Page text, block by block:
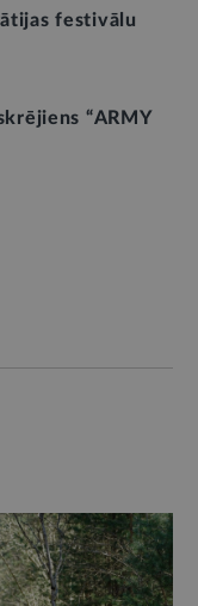
festivālu
“ARMY